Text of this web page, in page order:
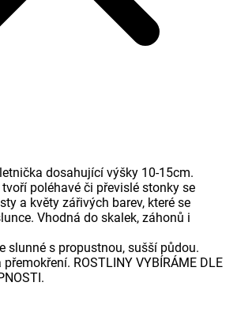
dosahující výšky 10-15cm.
poléhavé či převislé stonky se
a květy zářivých barev, které se
Vhodná do skalek, záhonů i
slunné s propustnou, sušší půdou.
ROSTLINY VYBÍRÁME DLE